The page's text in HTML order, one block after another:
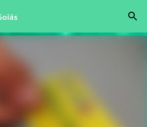
para o conteúdo principal